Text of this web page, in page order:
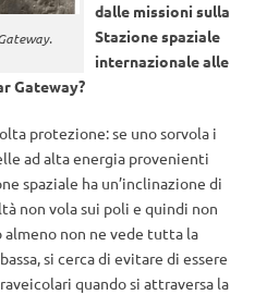
dalle missioni sulla
Stazione spaziale
internazionale alle
Gateway?
protezione: se uno sorvola i
ad alta energia provenienti
spaziale ha un’inclinazione di
non vola sui poli e quindi non
almeno non ne vede tutta la
si cerca di evitare di essere
quando si attraversa la